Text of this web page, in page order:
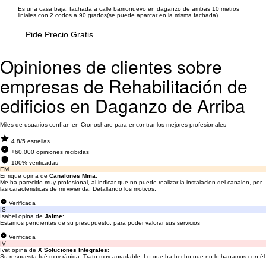
Es una casa baja, fachada a calle barrionuevo en daganzo de arribas 10 metros
liniales con 2 codos a 90 grados(se puede aparcar en la misma fachada)
Pide Precio Gratis
Opiniones de clientes sobre
empresas de Rehabilitación de
edificios en Daganzo de Arriba
Miles de usuarios confían en Cronoshare para encontrar los mejores profesionales
4.8/5 estrellas
+60.000 opiniones recibidas
100% verificadas
EM
Enrique opina de Canalones Mma:
Me ha parecido muy profesional, al indicar que no puede realizar la instalacion del canalon, por
las caracteristicas de mi vivienda. Detallando los motivos.
Verificada
IS
Isabel opina de Jaime:
Estamos pendientes de su presupuesto, para poder valorar sus servicios
Verificada
IV
Ivet opina de X Soluciones Integrales:
Su respuesta fué muy rápida. Trato muy agradable. Lo que ha hecho que no lo hagamos con él